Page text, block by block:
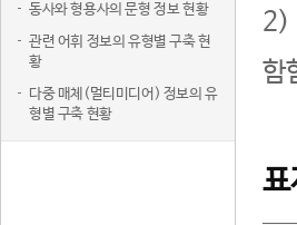
동사와 형용사의 문형 정보 현황
관련 어휘 정보의 유형별 구축 현
황
다중 매체(멀티미디어) 정보의 유
형별 구축 현황
2)
함
표